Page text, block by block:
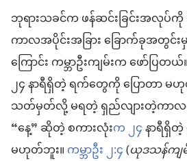
ဘုရားသခင်က ဖန်ဆင်းခြင်းအလုပ်ကို
ကာလအပိုင်းအခြား ခြောက်ခုအတွင်း
ကြောင်း ကမ္ဘာဦးကျမ်းက ဖော်ပြ
၂၄ နာရီရှိတဲ့ ရက်တွေကို ပြောတာ
သတ်မှတ်လို့ မရတဲ့ ရှည်လျားတဲ့ကာ
“နေ့” ဆိုတဲ့ စကားလုံးက ၂၄နာရီရှိ
မဟုတ်ဘူး။ကမ္ဘာဦး ၂:၄(ယုဒသန်ကျ